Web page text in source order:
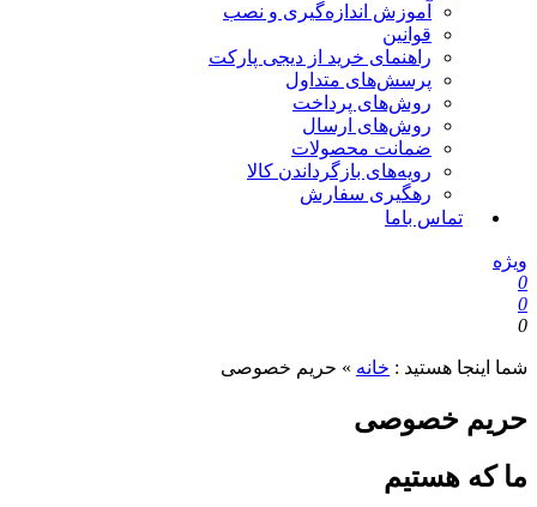
آموزش اندازه‌گیری و نصب
قوانین
راهنمای خرید از دیجی پارکت
پرسش‌های متداول
روش‌های پرداخت
روش‌های ارسال
ضمانت محصولات
رویه‌های بازگرداندن کالا
رهگیری سفارش
تماس باما
اینجا هستید : خانه»حریم خصوصی
خصوصی
که هستیم